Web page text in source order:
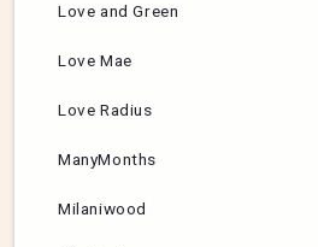
Love and Green
Love Mae
Love Radius
ManyMonths
Milaniwood